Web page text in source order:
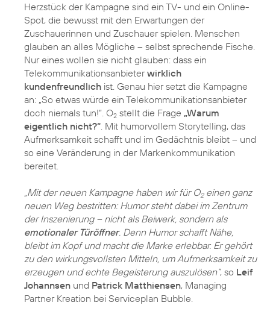
Herzstück der Kampagne sind ein TV- und ein Online-
Spot, die bewusst mit den Erwartungen der
Zuschauerinnen und Zuschauer spielen. Menschen
glauben an alles Mögliche – selbst sprechende Fische.
Nur eines wollen sie nicht glauben: dass ein
Telekommunikationsanbieterwirklich
kundenfreundlich ist. Genau hier setzt die Kampagne
an: „So etwas würde ein Telekom­munikationsanbieter
doch niemals tun!“. O2 stellt die Frage „Warum
eigentlich nicht?“. Mit humorvollem Storytelling, das
Aufmerksamkeit schafft und im Gedächtnis bleibt – und
so eine Veränderung in der Markenkommunikation
bereitet.
„Mit der neuen Kampagne haben wir für O2einen ganz
neuen Weg bestritten: Humor steht dabei im Zentrum
der Inszenierung – nicht als Beiwerk, sondern als
emotionaler Türöffner. Denn Humor schafft Nähe,
bleibt im Kopf und macht die Marke erlebbar. Er gehört
zu den wirkungsvollsten Mitteln, um Aufmerksamkeit zu
erzeugen und echte Begeisterung auszulösen“, so Leif
Johannsen und Patrick Matthiensen, Managing
Partner Kreation bei Serviceplan Bubble.